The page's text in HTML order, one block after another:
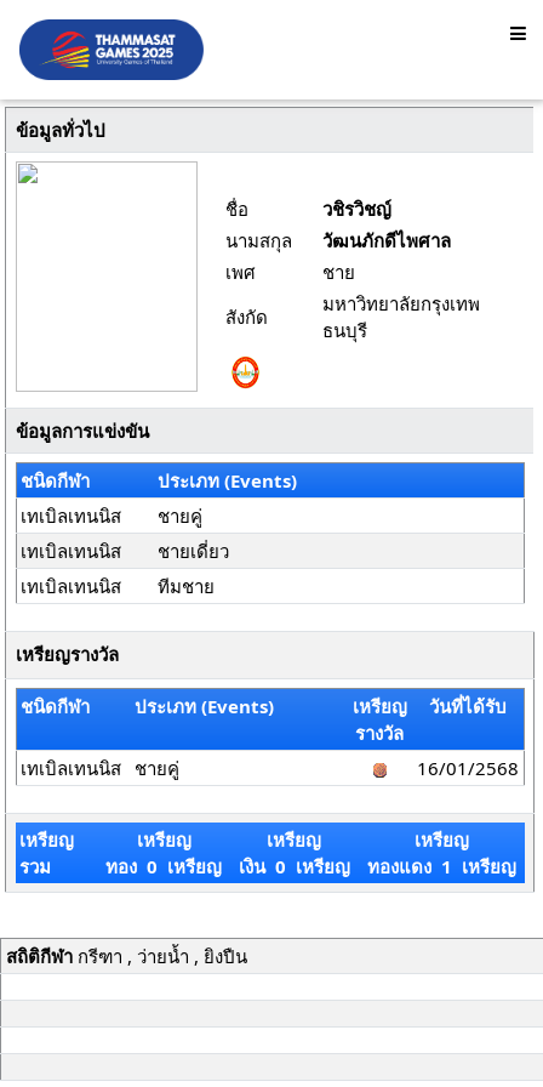
ข้อมูลทั่วไป
ชื่อ
วชิรวิชญ์
นามสกุล
วัฒนภักดีไพศาล
เพศ
ชาย
สังกัด
มหาวิทยาลัยกรุงเทพ
ธนบุรี
ข้อมูลการแข่งขัน
ชนิดกีฬา
ประเภท (Events)
เทเบิลเทนนิส
ชายคู่
เทเบิลเทนนิส
ชายเดี่ยว
เทเบิลเทนนิส
ทีมชาย
เหรียญรางวัล
ชนิดกีฬา ประเภท (Events)
เหรียญ
รางวัล
วันที่ได้รับ
เทเบิลเทนนิส ชายคู่ 16/01/2568
เหรียญ
รวม
เหรียญ
ทอง 0 เหรียญ
เหรียญ
เงิน 0 เหรียญ
เหรียญ
ทองแดง 1 เหรียญ
สถิติกีฬากรีฑา , ว่ายน้ำ , ยิงปืน